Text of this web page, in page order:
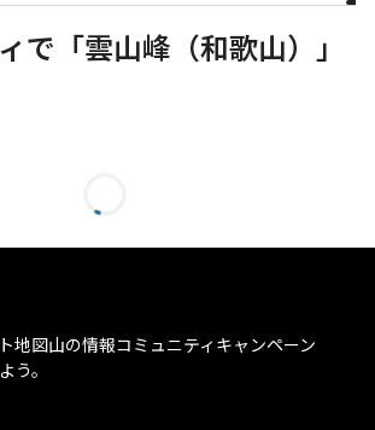
で「雲山峰（和歌山）」
地図山の情報コミュニティ キャンペーン
う。